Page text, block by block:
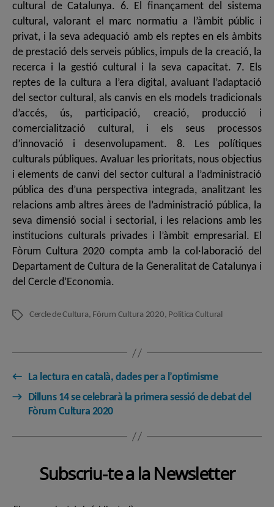
cultural de Catalunya. 6. El finançament del sistema
cultural, valorant el marc normatiu a l’àmbit públic i
privat, i la seva adequació amb els reptes en els àmbits
de prestació dels serveis públics, impuls de la creació, la
recerca i la gestió cultural i la seva capacitat. 7. Els
reptes de la cultura a l’era digital, avaluant l’adaptació
del sector cultural, als canvis en els models tradicionals
d’accés, ús, participació, creació, producció i
comercialització cultural, i els seus processos
d’innovació i desenvolupament. 8. Les polítiques
culturals públiques. Avaluar les prioritats, nous objectius
i elements de canvi del sector cultural a l’administració
pública des d’una perspectiva integrada, analitzant les
relacions amb altres àrees de l’administració pública, la
seva dimensió social i sectorial, i les relacions amb les
institucions culturals privades i l’àmbit empresarial. El
Fòrum Cultura 2020 compta amb la col·laboració del
Departament de Cultura de la Generalitat de Catalunya i
del Cercle d’Economia.
EtiquetesCercle de Cultura, Fòrum Cultura 2020, Política Cultural
←
La lectura en català, dades per a l’optimisme
→
Dilluns 14 se celebrarà la primera sessió de debat del
Fòrum Cultura 2020
Subscriu-te a la Newsletter